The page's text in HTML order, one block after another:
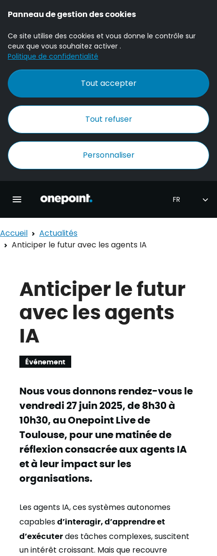
Panneau de gestion des cookies
Ce site utilise des cookies et vous donne le contrôle sur
ceux que vous souhaitez activer .
Politique de confidentialité
Tout accepter
Tout refuser
Personnaliser
Accueil Onepoint
Accueil
Actualités
Anticiper le futur avec les agents IA
Anticiper le futur
avec les agents
IA
Événement
Nous vous donnons rendez-vous le
vendredi 27 juin 2025, de 8h30 à
10h30, au Onepoint Live de
Toulouse, pour une matinée de
réflexion consacrée aux agents IA
et à leur impact sur les
organisations.
Les agents IA, ces systèmes autonomes
capables d’interagir, d’apprendre et
d’exécuter des tâches complexes, suscitent
un intérêt croissant. Mais que recouvre